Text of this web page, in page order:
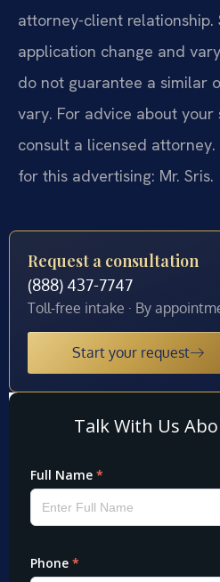
attorney-client relationship.
application change and
do not guarantee a similar
vary. For advice about your
consult a licensed
for this advertising: Mr. Sris.
Request a consultation
(888) 437-7747
Toll-free intake · By
Start your request